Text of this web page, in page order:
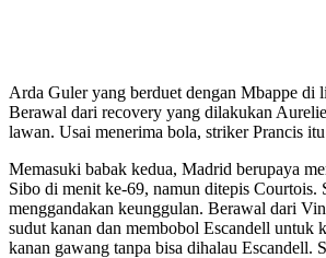
Arda Guler yang berduet dengan Mbappe di
Berawal dari recovery yang dilakukan
lawan. Usai menerima bola, striker Prancis
Memasuki babak kedua, Madrid berupaya
Sibo di menit ke-69, namun ditepis
menggandakan keunggulan. Berawal dari
sudut kanan dan membobol Escandell
kanan gawang tanpa bisa dihalau Escandell.